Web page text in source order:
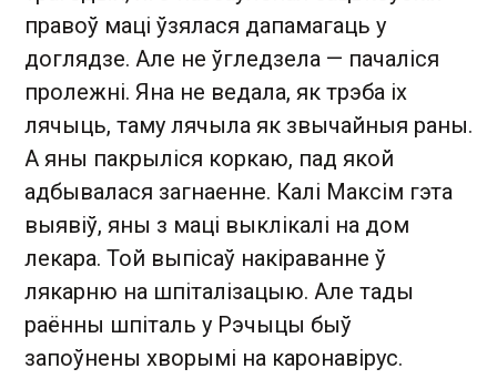
правоў маці ўзялася дапамагаць у
доглядзе. Але не ўгледзела — пачаліся
пролежні. Яна не ведала, як трэба іх
лячыць, таму лячыла як звычайныя раны.
А яны пакрыліся коркаю, пад якой
адбывалася загнаенне. Калі Максім гэта
выявіў, яны з маці выклікалі на дом
лекара. Той выпісаў накіраванне ў
лякарню на шпіталізацыю. Але тады
раённы шпіталь у Рэчыцы быў
запоўнены хворымі на каронавірус.